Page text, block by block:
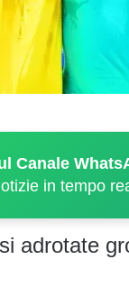
Canale
in tempo
adrotate